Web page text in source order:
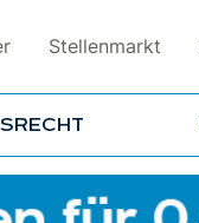
Stellenmarkt